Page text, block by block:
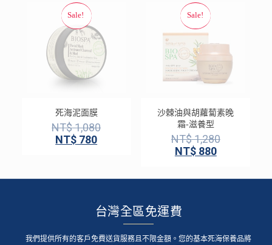
死海泥面膜
NT$1,080
NT$ 780
沙棘油與胡蘿蔔素晚
霜-滋養型
NT$1,280
NT$880
台灣全區免運費
我們提供所有的客戶免費送貨服務且不限金額。您的基本死海保養品將